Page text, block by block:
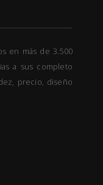
en más de 3.500
a sus completo
precio, diseño